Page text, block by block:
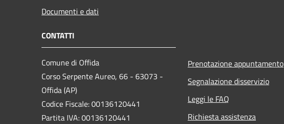
Documenti e dati
CONTATTI
Comune di Offida
Corso Serpente Aureo, 66 - 63073 -
Offida (AP)
Codice Fiscale: 00136120441
Partita IVA: 00136120441
Prenotazione appuntamento
Segnalazione disservizio
Leggi le FAQ
Richiesta assistenza